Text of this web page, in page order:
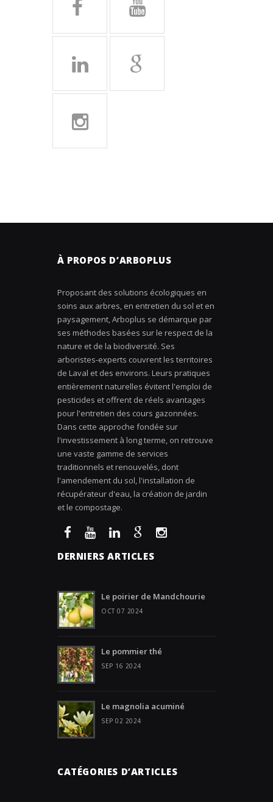
À PROPOS D’ARBOPLUS
Proposant des solutions écologiques en
soins aux arbres, en entretien du sol et en
paysagement, Arboplus se démarque par
ses méthodes basées sur le respect de la
nature et de la biodiversité. Ses
arboristes-experts couvrent les territoires
de Laval et des environs. Leurs pratiques
entièrement naturelles évitent l'emploi de
pesticides et offrent de réels avantages
pour l'entretien des cours gazonnées.
Dans cette approche fondée sur
l'investissement à long terme, on retrouve
une vaste gamme de services
traditionnels et renouvelés, dont
l'amendement du sol, l'installation de
récupérateur d'eau, la création de jardin
et le compostage.
DERNIERS ARTICLES
Le poirier de Mandchourie
OCT 07 2024
Le pommier thé
SEP 16 2024
Le magnolia acuminé
SEP 02 2024
CATÉGORIES D’ARTICLES